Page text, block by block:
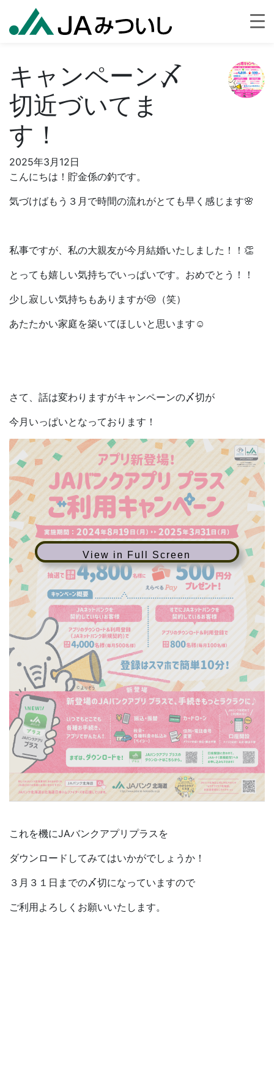
キャンペーン〆
切近づいてま
す！
2025年3月12日
こんにちは！貯金係の釣です。
気づけばもう３月で時間の流れがとても早く感じます🌸
私事ですが、私の大親友が今月結婚いたしました！！👏
とっても嬉しい気持ちでいっぱいです。おめでとう！！
少し寂しい気持ちもありますが😢（笑）
あたたかい家庭を築いてほしいと思います☺
さて、話は変わりますがキャンペーンの〆切が
今月いっぱいとなっております！
View in Full Screen
これを機にJAバンクアプリプラスを
ダウンロードしてみてはいかがでしょうか！
３月３１日までの〆切になっていますので
ご利用よろしくお願いいたします。